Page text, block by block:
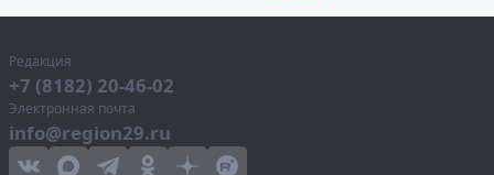
Редакция
+7 (8182) 20-46-02
Электронная почта
info@region29.ru